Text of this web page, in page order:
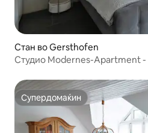
Стан во Gersthofen
Студио Modernes-Apartment
Супердомаќин
Супердомаќин